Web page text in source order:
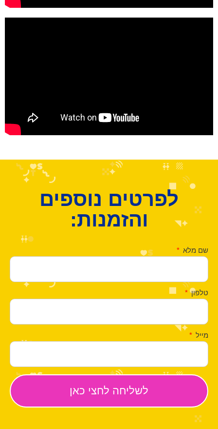
לפרטים נוספים
והזמנות:
שם מלא
טלפון
מייל